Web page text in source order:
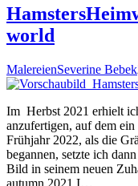
world
MalereienSeverine Bebek
Im Herbst 2021 erhielt
anzufertigen, auf dem
Frühjahr 2022, als die
begannen, setzte ich
Bild in seinem neuen